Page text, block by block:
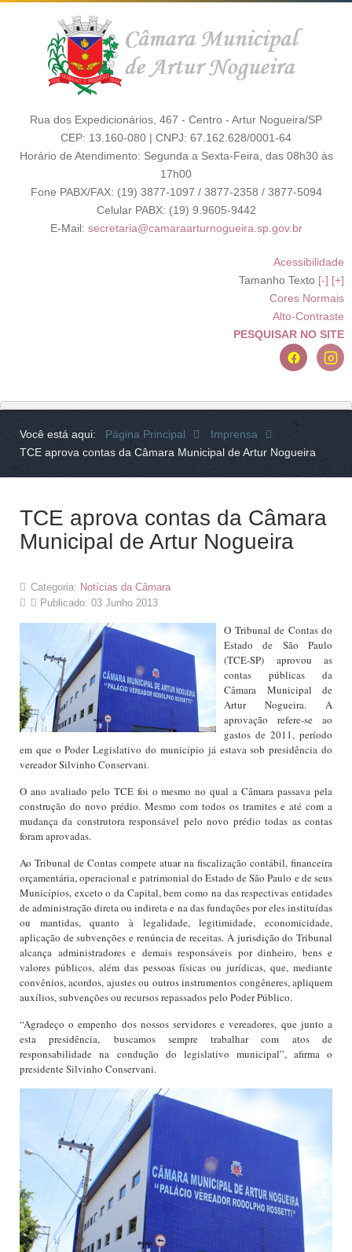
Rua dos Expedicionários, 467 - Centro - Artur Nogueira/SP
CEP: 13.160-080 | CNPJ: 67.162.628/0001-64
Horário de Atendimento: Segunda a Sexta-Feira, das 08h30 às
17h00
Fone PABX/FAX: (19) 3877-1097 / 3877-2358 / 3877-5094
Celular PABX: (19) 9.9605-9442
E-Mail: secretaria@camaraarturnogueira.sp.gov.br
Acessibilidade
Tamanho Texto [-] [+]
Cores Normais
Alto-Contraste
PESQUISAR NO SITE
Você está aqui: Página Principal
Imprensa
TCE aprova contas da Câmara Municipal de Artur Nogueira
TCE aprova contas da Câmara
Municipal de Artur Nogueira
Categoria: Notícias da Câmara
Publicado: 03 Junho 2013
O Tribunal de Contas do
Estado de São Paulo
(TCE-SP) aprovou as
contas públicas da
Câmara Municipal de
Artur Nogueira. A
aprovação refere-se ao
gastos de 2011, período
em que o Poder Legislativo do município já estava sob presidência do
vereador Silvinho Conservani.
O ano avaliado pelo TCE foi o mesmo no qual a Câmara passava pela
construção do novo prédio. Mesmo com todos os tramites e até com a
mudança da construtora responsável pelo novo prédio todas as contas
foram aprovadas.
Ao Tribunal de Contas compete atuar na fiscalização contábil, financeira
orçamentária, operacional e patrimonial do Estado de São Paulo e de seus
Municípios, exceto o da Capital, bem como na das respectivas entidades
de administração direta ou indireta e na das fundações por eles instituídas
ou mantidas, quanto à legalidade, legitimidade, economicidade,
aplicação de subvenções e renúncia de receitas. A jurisdição do Tribunal
alcança administradores e demais responsáveis por dinheiro, bens e
valores públicos, além das pessoas físicas ou jurídicas, que, mediante
convênios, acordos, ajustes ou outros instrumentos congêneres, apliquem
auxílios, subvenções ou recursos repassados pelo Poder Público.
“Agradeço o empenho dos nossos servidores e vereadores, que junto a
esta presidência, buscamos sempre trabalhar com atos de
responsabilidade na condução do legislativo municipal”, afirma o
presidente Silvinho Conservani.